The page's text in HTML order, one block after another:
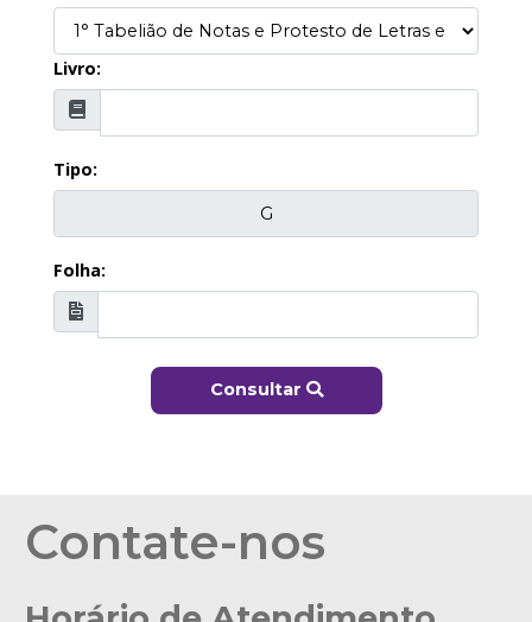
Livro:
Tipo:
Folha:
Consultar
Contate-nos